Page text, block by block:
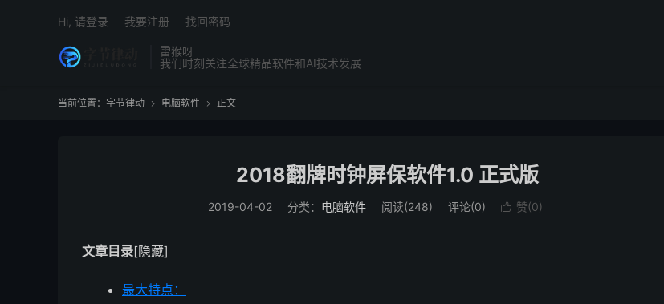
雷猴呀
我们时刻关注全球精品软件和AI技术发展
Hi, 请登录 我要注册 找回密码
当前位置： 字节律动  电脑软件  正文
2018翻牌时钟屏保软件1.0 正式版
2019-04-02 分类： 电脑软件 阅读(248) 评论(0)  赞(0)
文章目录[隐藏]
最大特点：